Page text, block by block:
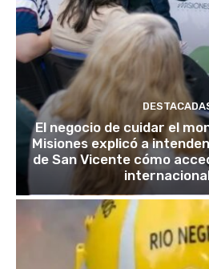
El negocio de cuidar el
Misiones explicó a
de San Vicente cómo